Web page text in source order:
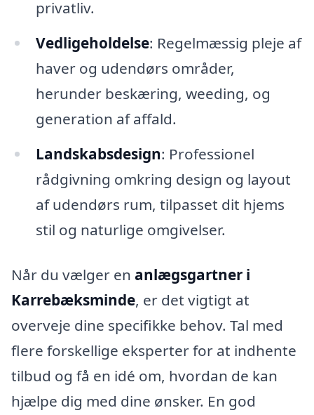
privatliv.
Vedligeholdelse: Regelmæssig pleje af
haver og udendørs områder,
herunder beskæring, weeding, og
generation af affald.
Landskabsdesign: Professionel
rådgivning omkring design og layout
af udendørs rum, tilpasset dit hjems
stil og naturlige omgivelser.
Når du vælger en anlægsgartner i
Karrebæksminde, er det vigtigt at
overveje dine specifikke behov. Tal med
flere forskellige eksperter for at indhente
tilbud og få en idé om, hvordan de kan
hjælpe dig med dine ønsker. En god